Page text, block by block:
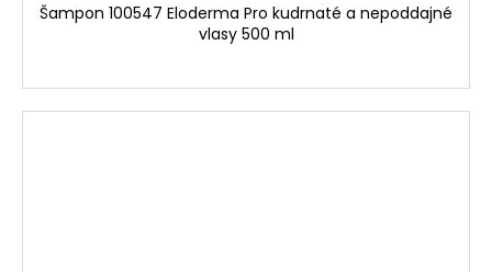
Šampon 100547 Eloderma Pro kudrnaté a nepoddajné
vlasy 500 ml